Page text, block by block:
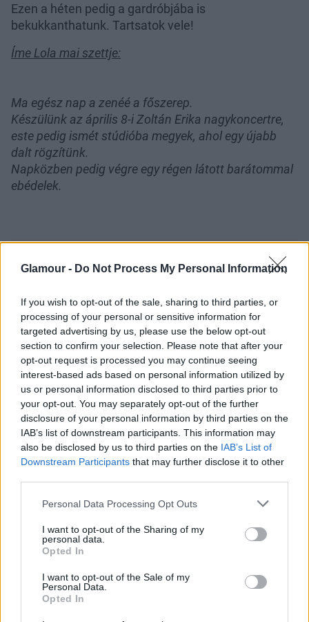
Glamour - Do Not Process My Personal Information
If you wish to opt-out of the sale, sharing to third parties, or
processing of your personal or sensitive information for
targeted advertising by us, please use the below opt-out
section to confirm your selection. Please note that after your
opt-out request is processed you may continue seeing
interest-based ads based on personal information utilized by
us or personal information disclosed to third parties prior to
your opt-out. You may separately opt-out of the further
disclosure of your personal information by third parties on the
IAB’s list of downstream participants. This information may
also be disclosed by us to third parties on the IAB’s List of
Downstream Participants that may further disclose it to other
Please note that this website/app uses one or more Google
not limited to your visit or usage behaviour. You may click to
grant or deny consent to Google and its third-party tags to
use your data for below specified purposes in below Google
consent section.
Personal Data Processing Opt Outs
I want to opt-out of the Sharing of my
personal data.
Opted In
I want to opt-out of the Sale of my
Personal Data.
Opted In
Ezen a héten pedig a gardróbjába is
bekukkanthatunk. Tartsatok vele!
Íme Lola mai szettje:
Ma egész nap a zenéé a főszerep.
Készülünk az április 8-i Zoltán Erika nagykoncertre,
este pedig ismét stúdióba megyek, ahol egy újabb
dalt rögzítünk.
Napközben pedig végre egy régen látott barátommal
ebédelek.
Zala Fanni
Szemüveg: Dior
Felső:Mohito